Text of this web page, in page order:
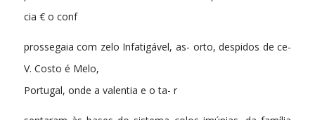
cia € o conf
prossegaia com zelo Infatigável, as- orto, despidos de ce-
V. Costo é Melo,
Portugal, onde a valentia e o ta- r